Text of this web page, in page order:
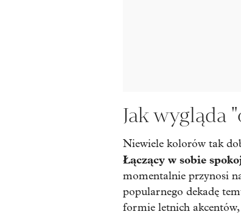
Jak wygląda
Niewiele kolorów tak
Łączący w sobie
momentalnie przynosi
popularnego dekadę
formie letnich